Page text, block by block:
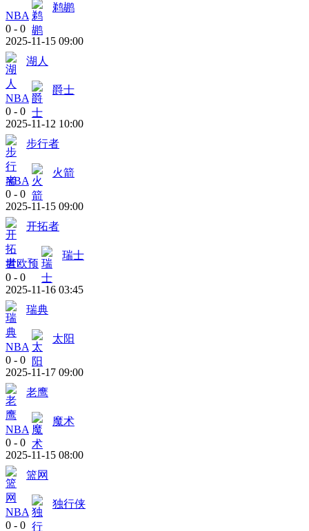
NBA
鹈鹕
0 - 0
2025-11-15 09:00
湖人
NBA
爵士
0 - 0
2025-11-12 10:00
步行者
NBA
火箭
0 - 0
2025-11-15 09:00
开拓者
世欧预
瑞士
0 - 0
2025-11-16 03:45
瑞典
NBA
太阳
0 - 0
2025-11-17 09:00
老鹰
NBA
魔术
0 - 0
2025-11-15 08:00
篮网
NBA
独行侠
0 - 0